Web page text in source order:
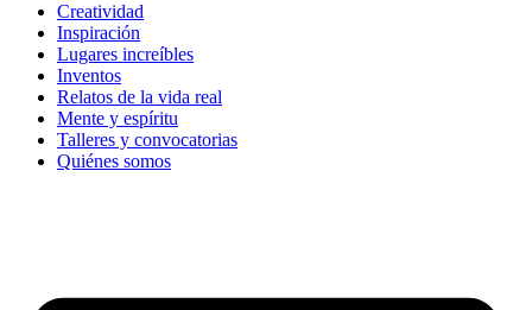
Creatividad
Inspiración
Lugares increíbles
Inventos
Relatos de la vida real
Mente y espíritu
Talleres y convocatorias
Quiénes somos